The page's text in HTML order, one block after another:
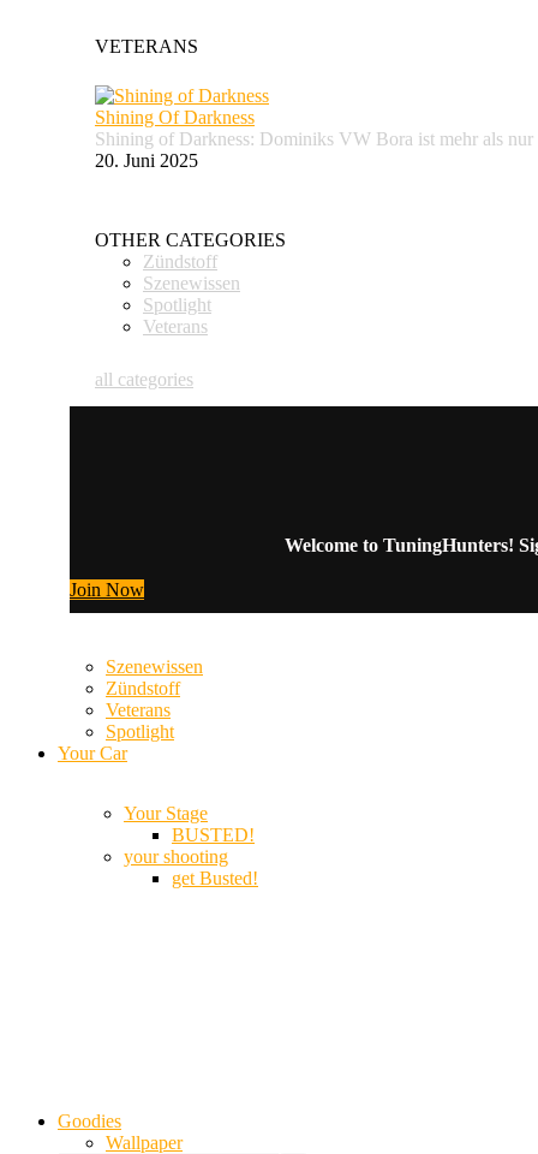
VETERANS
Shining Of Darkness
Shining of Darkness: Dominiks VW Bora ist mehr als
20. Juni 2025
OTHER CATEGORIES
Zündstoff
Szenewissen
Spotlight
Veterans
all categories
Welcome to TuningHunters!
Join Now
Szenewissen
Zündstoff
Veterans
Spotlight
Your Car
Your Stage
BUSTED!
your shooting
get Busted!
Goodies
Wallpaper